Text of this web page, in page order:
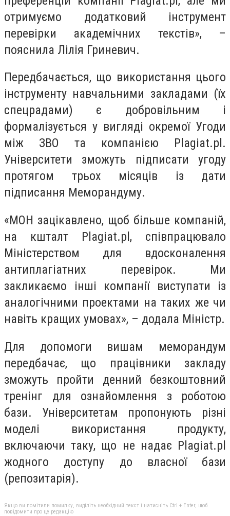
отримуємо додатковий інструмент
перевірки академічних текстів», –
пояснила Лілія Гриневич.
Передбачається, що використання цього
інструменту навчальними закладами (їх
спецрадами) є добровільним і
формалізується у вигляді окремої Угоди
між ЗВО та компанією Plagiat.pl.
Університети зможуть підписати угоду
протягом трьох місяців із дати
підписання Меморандуму.
«МОН зацікавлено, щоб більше компаній,
на кшталт Plagiat.pl, співпрацювало
Міністерством для вдосконалення
антиплагіатних перевірок. Ми
закликаємо інші компанії виступати із
аналогічними проектами на таких же чи
навіть кращих умовах», – додала Міністр.
Для допомоги вишам меморандум
передбачає, що працівники закладу
зможуть пройти денний безкоштовний
тренінг для ознайомлення з роботою
бази. Університетам пропонують різні
моделі використання продукту,
включаючи таку, що не надає Plagiat.pl
жодного доступу до власної бази
(репозитарія).
Якщо ви помітили помилку, виділіть необхідний текст і натисніть Ctrl + Enter, щоб
повідомити про це редакцію